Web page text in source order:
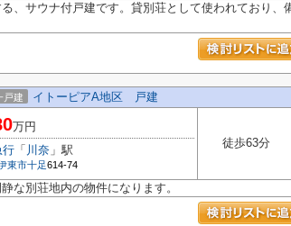
、サウナ付戸建です。貸別荘として使われており、
戸建 イトーピアA地区 戸建
万円
行 「 川奈 」駅
東市十足614-74
徒歩63分
な別荘地内の物件になります。